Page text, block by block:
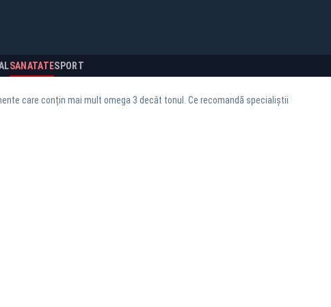
SANATATESPORT
care conțin mai mult omega 3 decât tonul. Ce recomandă specialiștii